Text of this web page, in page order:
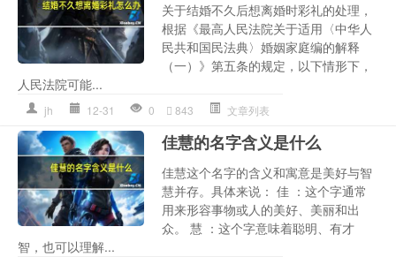
关于结婚不久后想离婚时彩礼的处理，
根据《最高人民法院关于适用〈中华人
民共和国民法典〉婚姻家庭编的解释
（一）》第五条的规定，以下情形下，
人民法院可能...
jh 12-31 0 843 文章列表
佳慧的名字含义是什么
佳慧这个名字的含义和寓意是美好与智
慧并存。具体来说： 佳 ：这个字通常
用来形容事物或人的美好、美丽和出
众。 慧 ：这个字意味着聪明、有才
智，也可以理解...